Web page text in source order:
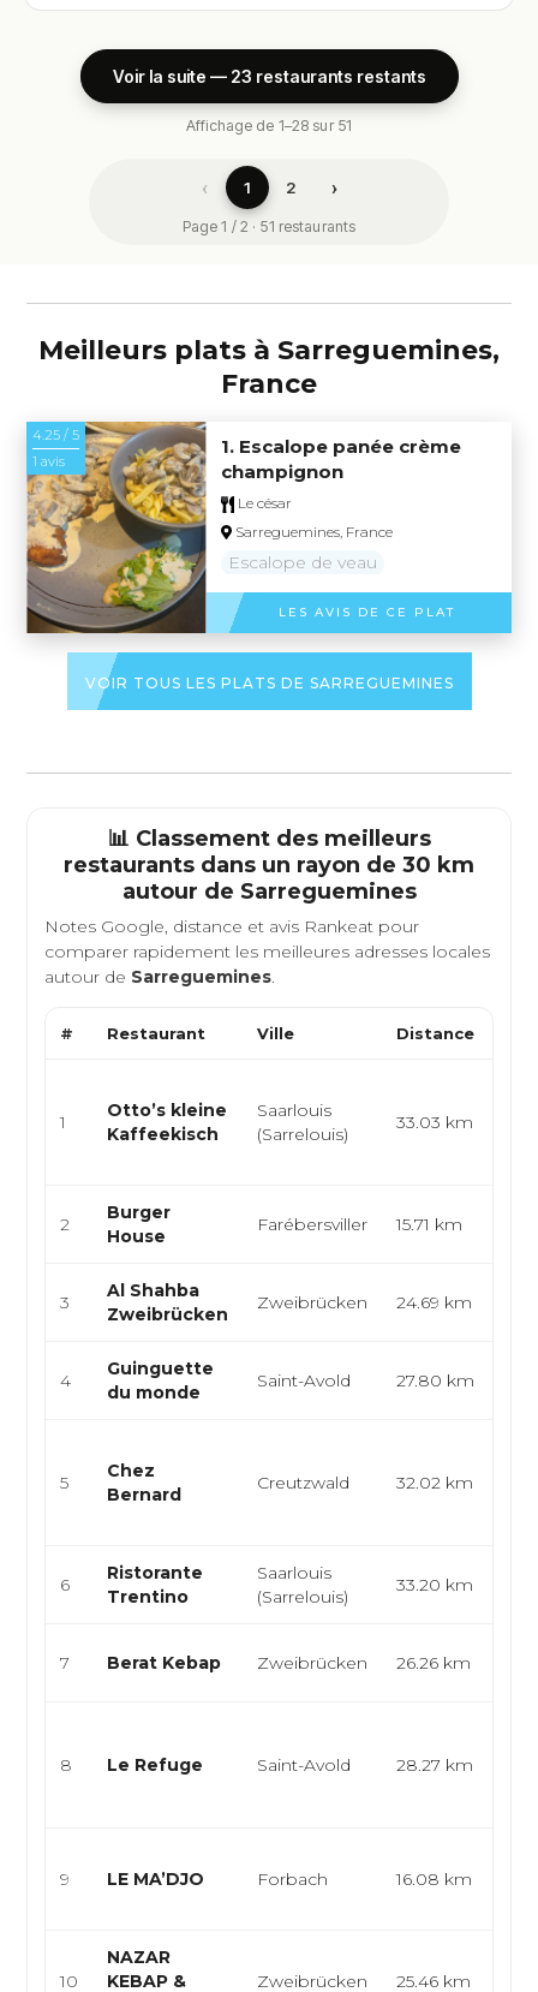
Voir la suite — 23 restaurants restants
Affichage de 1–28 sur 51
‹ 1 2 ›
Page 1 / 2 · 51 restaurants
Meilleurs plats à Sarreguemines,
France
4.25 / 5
1 avis
1. Escalope panée crème
champignon
Le césar
Sarreguemines, France
Escalope de veau
LES AVIS DE CE PLAT
VOIR TOUS LES PLATS DE SARREGUEMINES
📊 Classement des meilleurs
restaurants dans un rayon de 30 km
autour de Sarreguemines
Notes Google, distance et avis Rankeat pour
comparer rapidement les meilleures adresses locales
autour de Sarreguemines.
# Restaurant Ville Distance
1
Otto’s kleine
Kaffeekisch
Saarlouis
(Sarrelouis)
33.03 km
2
Burger
House
Farébersviller 15.71 km
3
Al Shahba
Zweibrücken
Zweibrücken 24.69 km
4
Guinguette
du monde
Saint-Avold 27.80 km
5
Chez
Bernard
Creutzwald 32.02 km
6
Ristorante
Trentino
Saarlouis
(Sarrelouis)
33.20 km
7 Berat Kebap Zweibrücken 26.26 km
8 Le Refuge Saint-Avold 28.27 km
9 LE MA’DJO Forbach 16.08 km
10
NAZAR
KEBAP &
Zweibrücken 25.46 km